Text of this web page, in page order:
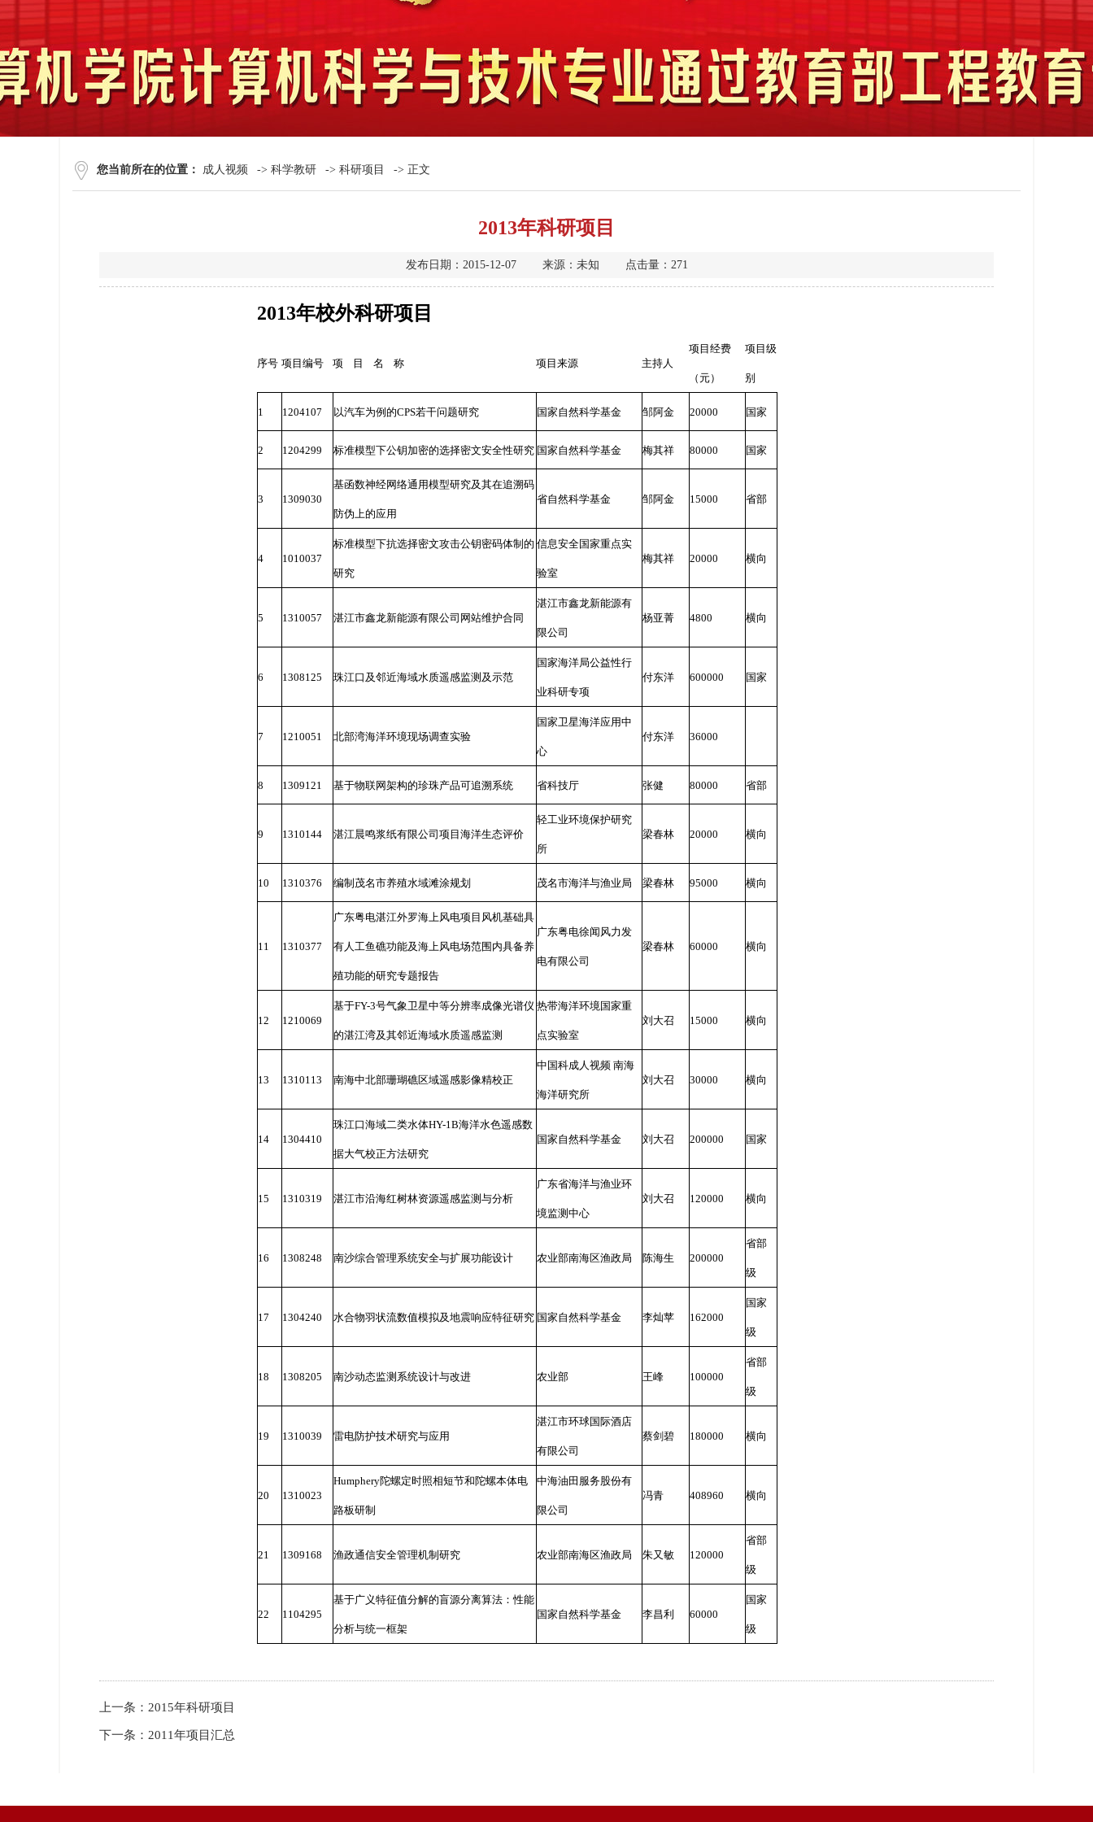
您当前所在的位置： 成人视频 -> 科学教研 -> 科研项目 -> 正文
2013年科研项目
发布日期：2015-12-07 来源：未知 点击量： 271
2013年校外科研项目
序号 项目编号 项 目 名 称 项目来源 主持人
项目经费
（元）
项目级
别
1 1204107 以汽车为例的CPS若干问题研究 国家自然科学基金 邹阿金 20000 国家
2 1204299 标准模型下公钥加密的选择密文安全性研究 国家自然科学基金 梅其祥 80000 国家
3 1309030
基函数神经网络通用模型研究及其在追溯码
防伪上的应用
省自然科学基金 邹阿金 15000 省部
4 1010037
标准模型下抗选择密文攻击公钥密码体制的
研究
信息安全国家重点实
验室
梅其祥 20000 横向
5 1310057 湛江市鑫龙新能源有限公司网站维护合同
湛江市鑫龙新能源有
限公司
杨亚菁 4800 横向
6 1308125 珠江口及邻近海域水质遥感监测及示范
国家海洋局公益性行
业科研专项
付东洋 600000 国家
7 1210051 北部湾海洋环境现场调查实验
国家卫星海洋应用中
心
付东洋 36000
8 1309121 基于物联网架构的珍珠产品可追溯系统 省科技厅 张健 80000 省部
9 1310144 湛江晨鸣浆纸有限公司项目海洋生态评价
轻工业环境保护研究
所
梁春林 20000 横向
10 1310376 编制茂名市养殖水域滩涂规划 茂名市海洋与渔业局 梁春林 95000 横向
11 1310377
广东粤电湛江外罗海上风电项目风机基础具
有人工鱼礁功能及海上风电场范围内具备养
殖功能的研究专题报告
广东粤电徐闻风力发
电有限公司
梁春林 60000 横向
12 1210069
基于FY-3号气象卫星中等分辨率成像光谱仪
的湛江湾及其邻近海域水质遥感监测
热带海洋环境国家重
点实验室
刘大召 15000 横向
13 1310113 南海中北部珊瑚礁区域遥感影像精校正
中国科成人视频 南海
海洋研究所
刘大召 30000 横向
14 1304410
珠江口海域二类水体HY-1B海洋水色遥感数
据大气校正方法研究
国家自然科学基金 刘大召 200000 国家
15 1310319 湛江市沿海红树林资源遥感监测与分析
广东省海洋与渔业环
境监测中心
刘大召 120000 横向
16 1308248 南沙综合管理系统安全与扩展功能设计 农业部南海区渔政局 陈海生 200000
省部
级
17 1304240 水合物羽状流数值模拟及地震响应特征研究 国家自然科学基金 李灿苹 162000
国家
级
18 1308205 南沙动态监测系统设计与改进 农业部 王峰 100000
省部
级
19 1310039 雷电防护技术研究与应用
湛江市环球国际酒店
有限公司
蔡剑碧 180000 横向
20 1310023
Humphery陀螺定时照相短节和陀螺本体电
路板研制
中海油田服务股份有
限公司
冯青 408960 横向
21 1309168 渔政通信安全管理机制研究 农业部南海区渔政局 朱又敏 120000
省部
级
22 1104295
基于广义特征值分解的盲源分离算法：性能
分析与统一框架
国家自然科学基金 李昌利 60000
国家
级
上一条： 2015年科研项目
下一条： 2011年项目汇总